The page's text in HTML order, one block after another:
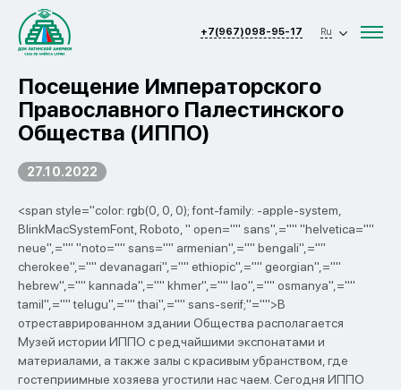
+7(967)098-95-17 Ru
Посещение Императорского
Православного Палестинского
Общества (ИППО)
27.10.2022
<span style="color: rgb(0, 0, 0); font-family: -apple-system,
BlinkMacSystemFont, Roboto, " open="" sans",="" "helvetica=""
neue",="" "noto="" sans="" armenian",="" bengali",=""
cherokee",="" devanagari",="" ethiopic",="" georgian",=""
hebrew",="" kannada",="" khmer",="" lao",="" osmanya",=""
tamil",="" telugu",="" thai",="" sans-serif;"="">В
отреставрированном здании Общества располагается
Музей истории ИППО с редчайшими экспонатами и
материалами, а также залы с красивым убранством, где
гостеприимные хозяева угостили нас чаем. Сегодня ИППО